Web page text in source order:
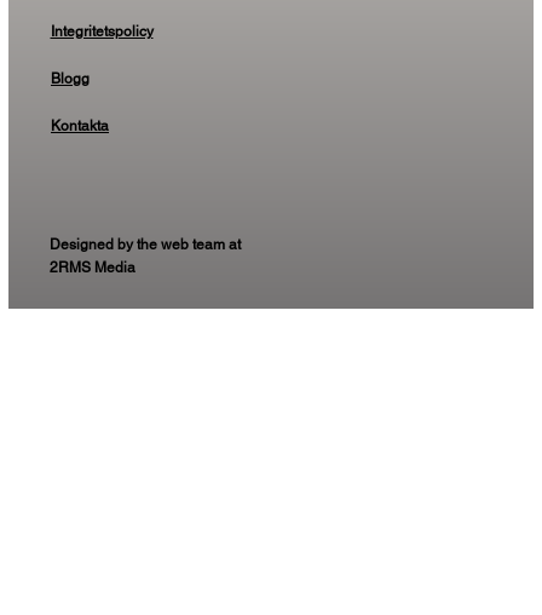
Integritetspolicy
Blogg
Kontakta
Designed by the web team at
2RMS Media